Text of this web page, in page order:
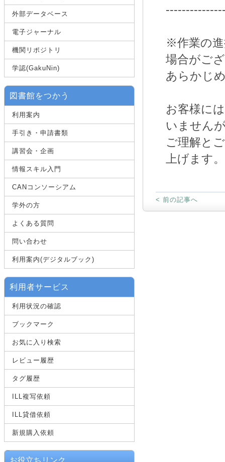
外部データベース
電子ジャーナル
機関リポジトリ
学認(GakuNin)
図書館をつかう
利用案内
手引き・申請書類
講習会・企画
情報スキル入門
CANコンソーシアム
学外の方
よくある質問
問い合わせ
利用案内(デジタルブック)
利用者サービス
利用状況の確認
ブックマーク
お気に入り検索
レビュー履歴
タグ履歴
ILL複写依頼
ILL貸借依頼
新規購入依頼
お役立ちリンク
※作業の進
場合がご
あらかじ
お客様に
いません
ご理解と
上げます。
< 前の記事へ